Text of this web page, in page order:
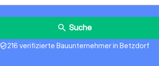
search Suche
verified_user216 verifizierte Bauunternehmer in Betzdorf